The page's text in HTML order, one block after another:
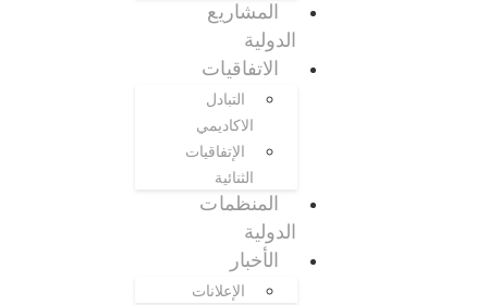
المشاريع
الدولية
الاتفاقيات
التبادل
الاكاديمي
الإتفاقيات
الثنائية
المنظمات
الدولية
الأخبار
الإعلانات